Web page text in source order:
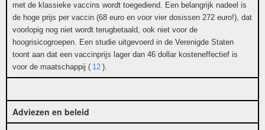
met de klassieke vaccins wordt toegediend. Een belangrijk nadeel is
de hoge prijs per vaccin (68 euro en voor vier dosissen 272 euro!), dat
voorlopig nog niet wordt terugbetaald, ook niet voor de
hoogrisicogroepen. Een studie uitgevoerd in de Verenigde Staten
toont aan dat een vaccinprijs lager dan 46 dollar kosteneffectief is
voor de maatschappij ( 12 ).
Adviezen en beleid